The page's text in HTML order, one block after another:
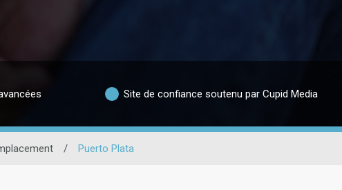
Site de confiance soutenu par Cupid Media
/ Puerto Plata